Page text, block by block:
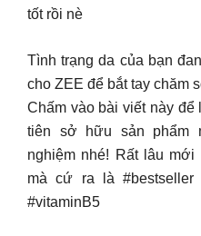
tốt rồi nè
Tình trạng da của bạn
cho ZEE để bắt tay chăm
Chấm vào bài viết này
tiên sở hữu sản phẩm
nghiệm nhé! Rất lâu
mà cứ ra là
#vitaminB5